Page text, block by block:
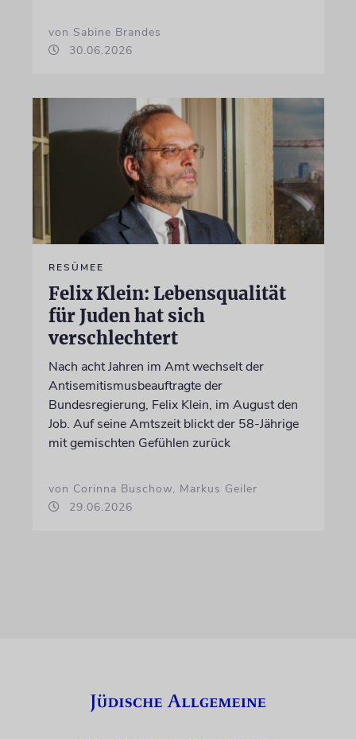
von Sabine Brandes
30.06.2026
RESÜMEE
Felix Klein: Lebensqualität
für Juden hat sich
verschlechtert
Nach acht Jahren im Amt wechselt der
Antisemitismusbeauftragte der
Bundesregierung, Felix Klein, im August den
Job. Auf seine Amtszeit blickt der 58-Jährige
mit gemischten Gefühlen zurück
von Corinna Buschow, Markus Geiler
29.06.2026